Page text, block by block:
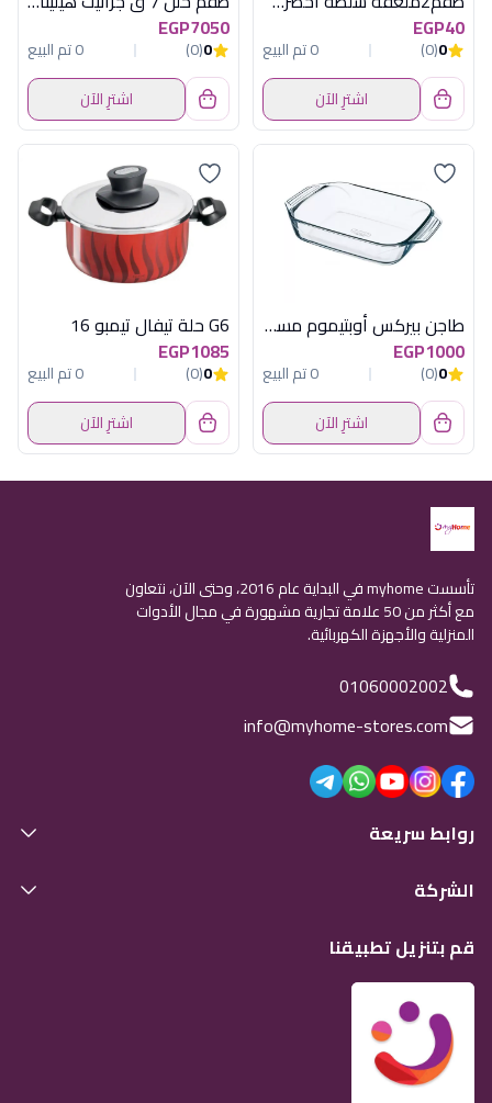
EGP40
0
(0)
0 تم البيع
اشترِ الآن
EGP7050
0
(0)
0 تم البيع
اشترِ الآن
طاجن بيركس أوبتيموم مستطيل كبير - 39 سم
EGP1000
0
(0)
0 تم البيع
اشترِ الآن
G6 حلة تيفال تيمبو 16
EGP1085
0
(0)
0 تم البيع
اشترِ الآن
تأسست myhome في البداية عام 2016، وحتى الآن، نتعاون
مع أكثر من 50 علامة تجارية مشهورة في مجال الأدوات
المنزلية والأجهزة الكهربائية.
01060002002
info@myhome-stores.com
روابط سريعة
الشركة
قم بتنزيل تطبيقنا